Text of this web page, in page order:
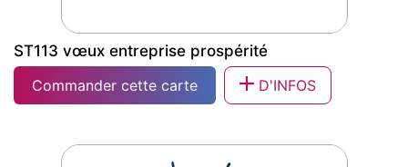
ST113 vœux entreprise prospérité
Commander cette carte
D'INFOS